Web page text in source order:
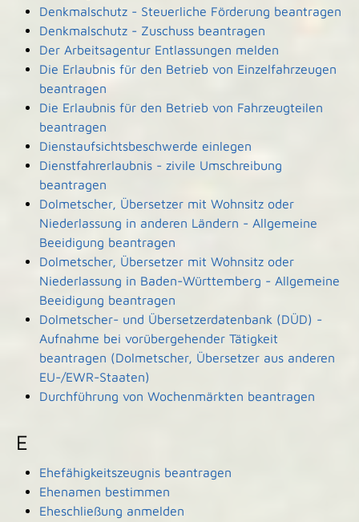
Denkmalschutz - Steuerliche Förderung beantragen
Denkmalschutz - Zuschuss beantragen
Der Arbeitsagentur Entlassungen melden
Die Erlaubnis für den Betrieb von Einzelfahrzeugen
beantragen
Die Erlaubnis für den Betrieb von Fahrzeugteilen
beantragen
Dienstaufsichtsbeschwerde einlegen
Dienstfahrerlaubnis - zivile Umschreibung
beantragen
Dolmetscher, Übersetzer mit Wohnsitz oder
Niederlassung in anderen Ländern - Allgemeine
Beeidigung beantragen
Dolmetscher, Übersetzer mit Wohnsitz oder
Niederlassung in Baden-Württemberg - Allgemeine
Beeidigung beantragen
Dolmetscher- und Übersetzerdatenbank (DÜD) -
Aufnahme bei vorübergehender Tätigkeit
beantragen (Dolmetscher, Übersetzer aus anderen
EU-/EWR-Staaten)
Durchführung von Wochenmärkten beantragen
E
Ehefähigkeitszeugnis beantragen
Ehenamen bestimmen
Eheschließung anmelden